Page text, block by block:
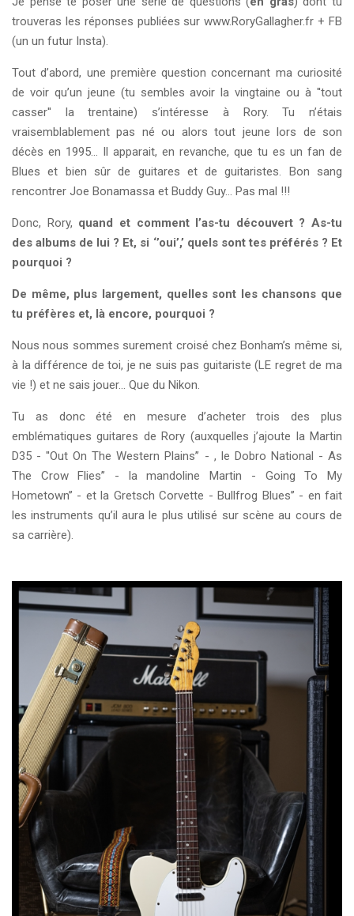
trouveras les réponses publiées sur www.RoryGallagher.fr + FB
(un un futur Insta).
Tout d’abord, une première question concernant ma curiosité
de voir qu’un jeune (tu sembles avoir la vingtaine ou à ''tout
casser'' la trentaine) s’intéresse à Rory. Tu n’étais
vraisemblablement pas né ou alors tout jeune lors de son
décès en 1995… Il apparait, en revanche, que tu es un fan de
Blues et bien sûr de guitares et de guitaristes. Bon sang
rencontrer Joe Bonamassa et Buddy Guy… Pas mal !!!
Donc, Rory, quand et comment l’as-tu découvert ? As-tu
des albums de lui ? Et, si ‘’oui’,’ quels sont tes préférés ? Et
pourquoi ?
De même, plus largement, quelles sont les chansons que
tu préfères et, là encore, pourquoi ?
Nous nous sommes surement croisé chez Bonham’s même si,
à la différence de toi, je ne suis pas guitariste (LE regret de ma
vie !) et ne sais jouer… Que du Nikon.
Tu as donc été en mesure d’acheter trois des plus
emblématiques guitares de Rory (auxquelles j’ajoute la Martin
D35 - ''Out On The Western Plains’’ - , le Dobro National - As
The Crow Flies’’ - la mandoline Martin - Going To My
Hometown’’ - et la Gretsch Corvette - Bullfrog Blues’’ - en fait
les instruments qu’il aura le plus utilisé sur scène au cours de
sa carrière).